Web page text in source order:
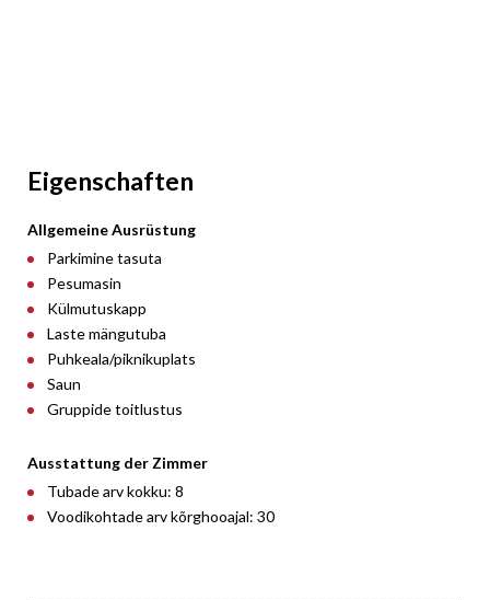
Eigenschaften
Allgemeine Ausrüstung
Parkimine tasuta
Pesumasin
Külmutuskapp
Laste mängutuba
Puhkeala/piknikuplats
Saun
Gruppide toitlustus
Ausstattung der Zimmer
Tubade arv kokku: 8
Voodikohtade arv kõrghooajal: 30